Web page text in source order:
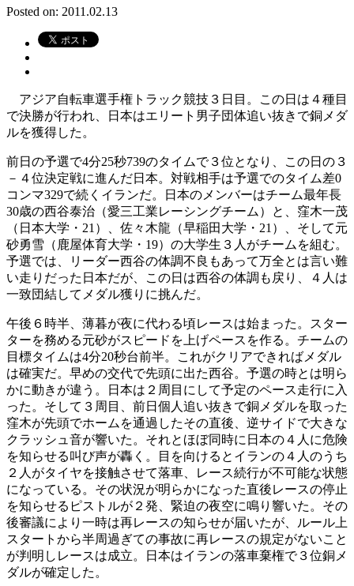
Posted on: 2011.02.13
アジア自転車選手権トラック競技３日目。この日は４種目
で決勝が行われ、日本はエリート男子団体追い抜きで銅メダ
ルを獲得した。
前日の予選で4分25秒739のタイムで３位となり、この日の３
－４位決定戦に進んだ日本。対戦相手は予選でのタイム差0
コンマ329で続くイランだ。日本のメンバーはチーム最年長
30歳の西谷泰治（愛三工業レーシングチーム）と、窪木一茂
（日本大学・21）、佐々木龍（早稲田大学・21）、そして元
砂勇雪（鹿屋体育大学・19）の大学生３人がチームを組む。
予選では、リーダー西谷の体調不良もあって万全とは言い難
い走りだった日本だが、この日は西谷の体調も戻り、４人は
一致団結してメダル獲りに挑んだ。
午後６時半、薄暮が夜に代わる頃レースは始まった。スター
ターを務める元砂がスピードを上げペースを作る。チームの
目標タイムは4分20秒台前半。これがクリアできればメダル
は確実だ。早めの交代で先頭に出た西谷。予選の時とは明ら
かに動きが違う。日本は２周目にして予定のペース走行に入
った。そして３周目、前日個人追い抜きで銅メダルを取った
窪木が先頭でホームを通過したその直後、逆サイドで大きな
クラッシュ音が響いた。それとほぼ同時に日本の４人に危険
を知らせる叫び声が轟く。目を向けるとイランの４人のうち
２人がタイヤを接触させて落車、レース続行が不可能な状態
になっている。その状況が明らかになった直後レースの停止
を知らせるピストルが２発、緊迫の夜空に鳴り響いた。その
後審議により一時は再レースの知らせが届いたが、ルール上
スタートから半周過ぎての事故に再レースの規定がないこと
が判明しレースは成立。日本はイランの落車棄権で３位銅メ
ダルが確定した。